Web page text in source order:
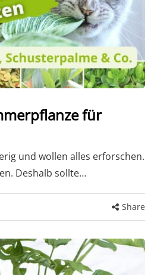
für
und wollen alles erforschen.
Deshalb sollte…
Share